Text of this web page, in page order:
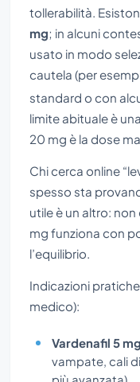
tollerabilità.
mg; in alcuni
usato in modo
cautela (per
standard o con
limite abituale è
20 mg è la dose
Chi cerca online
spesso sta
utile è un altro: non
mg funziona con
l’equilibrio.
Indicazioni
medico):
Vardenafil 5 mg
vampate, cali